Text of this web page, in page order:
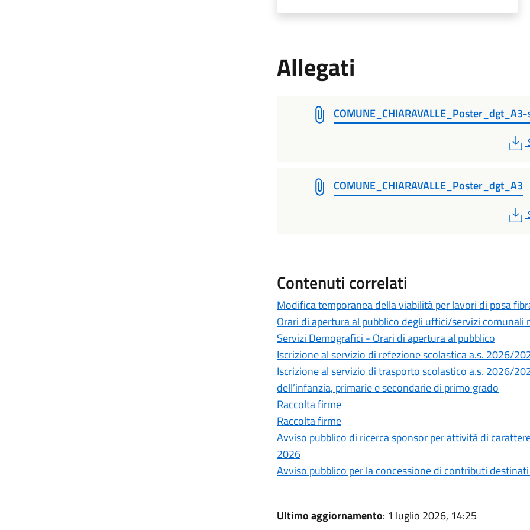
Allegati
COMUNE_CHIARAVALLE_Poster_dgt_A3
Contenuti correlati
Modifica temporanea della viabilità per lavori di posa
Orari di apertura al pubblico degli uffici/servizi comunali
Servizi Demografici - Orari di apertura al pubblico
Iscrizione al servizio di refezione scolastica a.s. 2026/
Iscrizione al servizio di trasporto scolastico a.s. 2026/
dell’infanzia, primarie e secondarie di primo grado
Raccolta firme
Raccolta firme
Avviso pubblico di ricerca sponsor per attività di
2026
Avviso pubblico per la concessione di contributi
Ultimo aggiornamento: 1 luglio 2026, 14:25